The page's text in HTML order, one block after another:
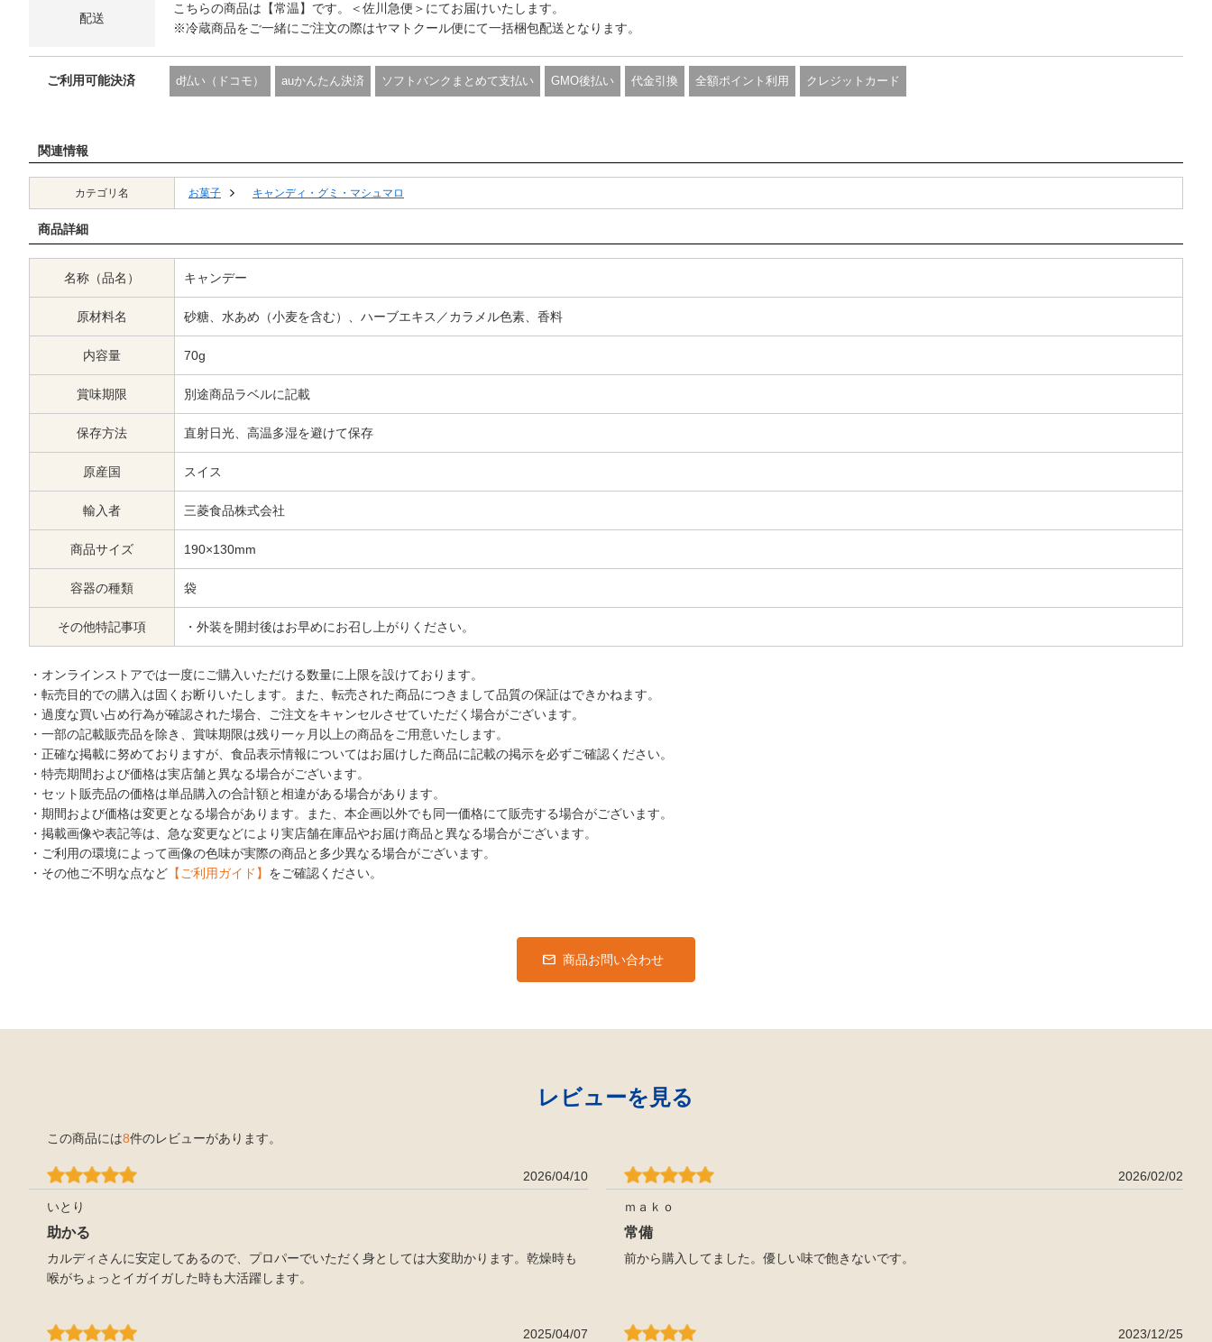
配送
こちらの商品は【常温】です。＜佐川急便＞にてお届けいたします。
※冷蔵商品をご一緒にご注文の際はヤマトクール便にて一括梱包配送となります。
ご利用可能決済 d払い（ドコモ） auかんたん決済 ソフトバンクまとめて支払い GMO後払い 代金引換 全額ポイント利用 クレジットカード
関連情報
カテゴリ名 お菓子 キャンディ・グミ・マシュマロ
商品詳細
名称（品名） キャンデー
原材料名 砂糖、水あめ（小麦を含む）、ハーブエキス／カラメル色素、香料
内容量 70g
賞味期限 別途商品ラベルに記載
保存方法 直射日光、高温多湿を避けて保存
原産国 スイス
輸入者 三菱食品株式会社
商品サイズ 190×130mm
容器の種類 袋
その他特記事項 ・外装を開封後はお早めにお召し上がりください。
・オンラインストアでは一度にご購入いただける数量に上限を設けております。
・転売目的での購入は固くお断りいたします。また、転売された商品につきまして品質の保証はできかねます。
・過度な買い占め行為が確認された場合、ご注文をキャンセルさせていただく場合がございます。
・一部の記載販売品を除き、賞味期限は残り一ヶ月以上の商品をご用意いたします。
・正確な掲載に努めておりますが、食品表示情報についてはお届けした商品に記載の掲示を必ずご確認ください。
・特売期間および価格は実店舗と異なる場合がございます。
・セット販売品の価格は単品購入の合計額と相違がある場合があります。
・期間および価格は変更となる場合があります。また、本企画以外でも同一価格にて販売する場合がございます。
・掲載画像や表記等は、急な変更などにより実店舗在庫品やお届け商品と異なる場合がございます。
・ご利用の環境によって画像の色味が実際の商品と多少異なる場合がございます。
・その他ご不明な点など 【ご利用ガイド】 をご確認ください。
商品お問い合わせ
レビューを見る
この商品には8件のレビューがあります。
2026/04/10
いとり
助かる
カルディさんに安定してあるので、プロパーでいただく身としては大変助かります。乾燥時も
喉がちょっとイガイガした時も大活躍します。
2026/02/02
ｍａｋｏ
常備
前から購入してました。優しい味で飽きないです。
2025/04/07 2023/12/25